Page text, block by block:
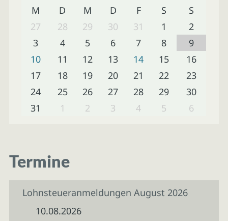
M D M D F S
S
27
28 29 30 31 1
2
3
4 5 6 7 8
9
10
11 12 13 14 15
16
17
18 19 20 21 22
23
24
25 26 27 28 29
30
31
1 2 3 4 5 6
Termine
Lohnsteueranmeldungen August 2026
10.08.2026